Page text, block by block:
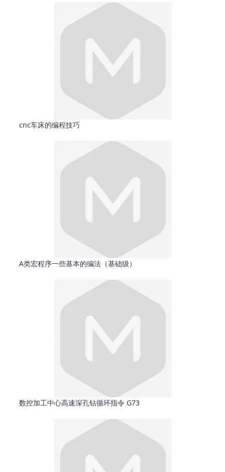
cnc车床的编程技巧
A类宏程序一些基本的编法（基础级）
数控加工中心高速深孔钻循环指令 G73